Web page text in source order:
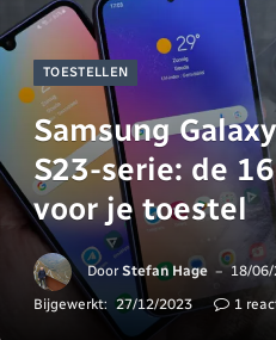
TOESTELLEN
Samsung
S23-serie: de
voor je toestel
Door Stefan Hage
18/
Bijgewerkt: 27/12/2023 1